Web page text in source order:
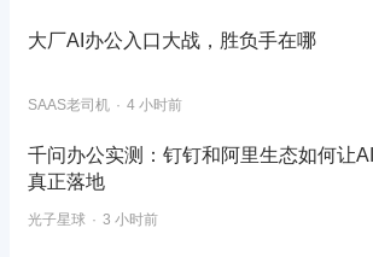
大厂AI办公入口大战，胜负手在哪
SAAS老司机 4 小时前
千问办公实测：钉钉和阿里生态如何让AI
真正落地
光子星球 3 小时前